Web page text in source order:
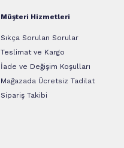
Müşteri Hizmetleri
Sıkça Sorulan Sorular
Teslimat ve Kargo
İade ve Değişim Koşulları
Mağazada Ücretsiz Tadilat
Sipariş Takibi